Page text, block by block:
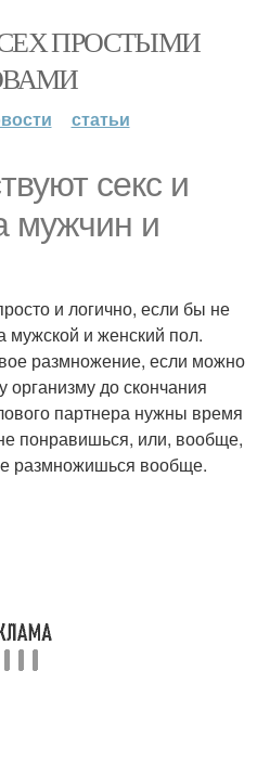
ПРОСТЫМИ
статьи
секс и
мужчин и
и логично, если бы не
мужской и женский пол.
размножение, если можно
организму до скончания
партнера нужны время
понравишься, или, вообще,
размножишься вообще.